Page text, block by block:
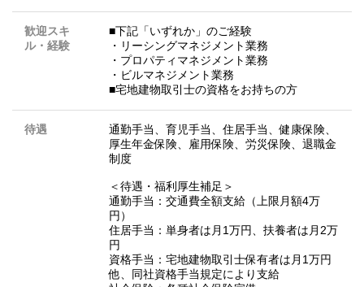
歓迎スキ
ル・経験
■下記「いずれか」のご経験
・リーシングマネジメント業務
・プロパティマネジメント業務
・ビルマネジメント業務
■宅地建物取引士の資格をお持ちの方
待遇
通勤手当、育児手当、住居手当、健康保険、
厚生年金保険、雇用保険、労災保険、退職金
制度
＜待遇・福利厚生補足＞
通勤手当：交通費全額支給（上限月額4万
円）
住居手当：単身者は月1万円、扶養者は月2万
円
資格手当：宅地建物取引士保有者は月1万円
他、同社資格手当規定により支給